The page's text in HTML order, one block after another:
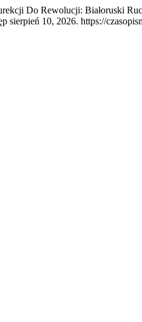
Do Rewolucji: Białoruski
sierpień 10, 2026. https://